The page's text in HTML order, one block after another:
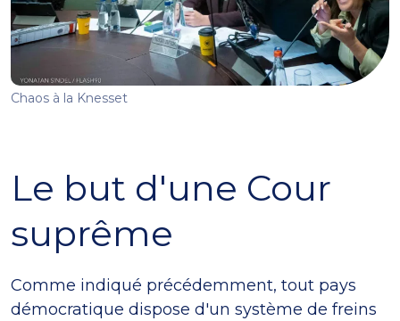
Chaos à la Knesset
Le but d'une Cour
suprême
Comme indiqué précédemment, tout pays
démocratique dispose d'un système de freins